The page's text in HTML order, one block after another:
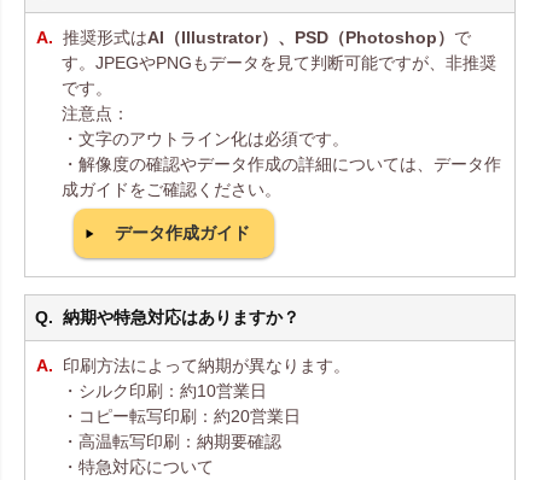
推奨形式はAI（Illustrator）、PSD（Photoshop） で
す。JPEGやPNGもデータを見て判断可能ですが、非推奨
です。
注意点：
・文字のアウトライン化は必須です。
・解像度の確認やデータ作成の詳細については、データ作
成ガイドをご確認ください。
データ作成ガイド
納期や特急対応はありますか？
印刷方法によって納期が異なります。
・シルク印刷：約10営業日
・コピー転写印刷：約20営業日
・高温転写印刷：納期要確認
・特急対応について